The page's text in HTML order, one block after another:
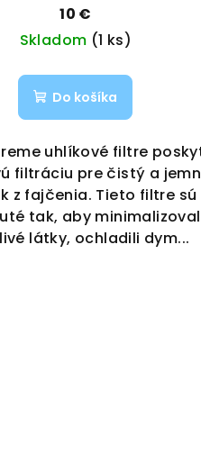
10 €
Skladom (1 ks)
Do košíka
uhlíkové filtre
filtráciu pre čistý a
z fajčenia. Tieto filtre sú
tak, aby
látky, ochladili dym...